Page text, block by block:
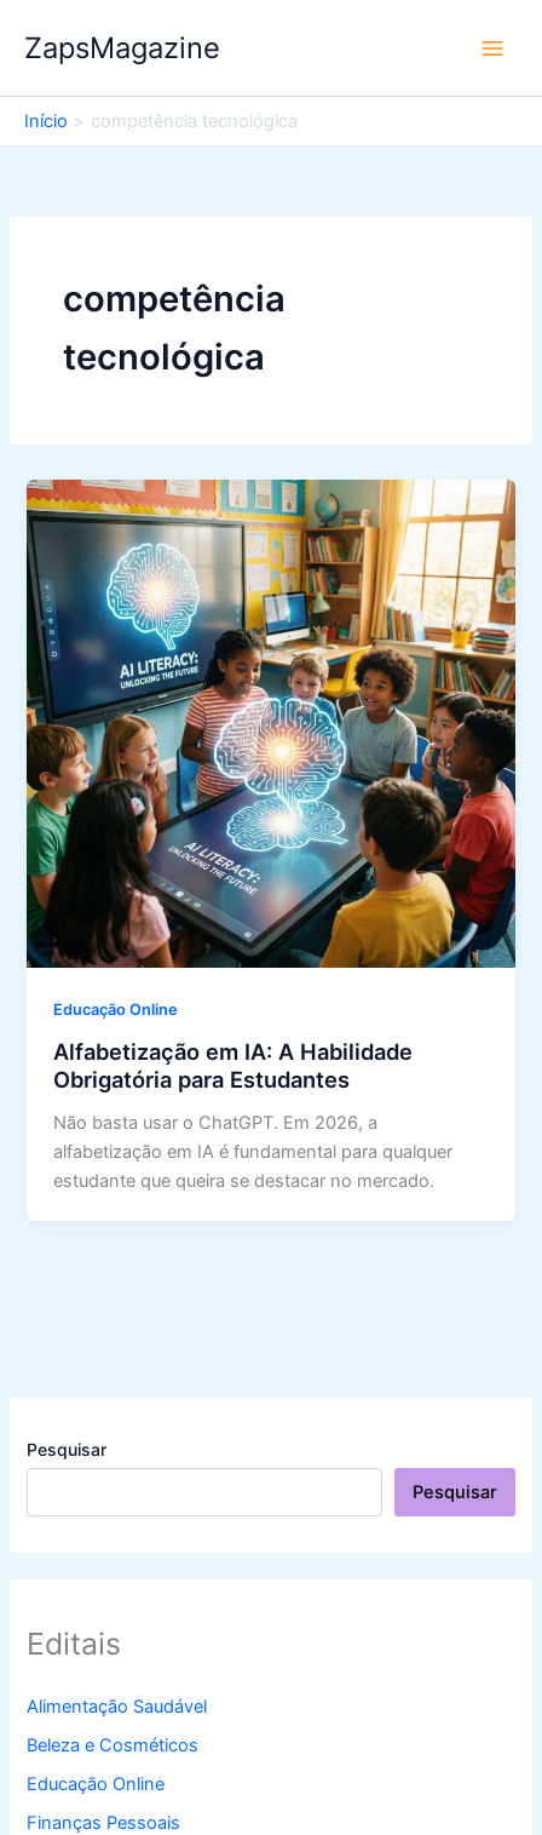
para
conteúdo
ZapsMagazine
Início competência tecnológica
competência
tecnológica
Educação Online
Alfabetização em IA: A Habilidade
Obrigatória para Estudantes
Não basta usar o ChatGPT. Em 2026, a
alfabetização em IA é fundamental para qualquer
estudante que queira se destacar no mercado.
Pesquisar
Pesquisar
Editais
Alimentação Saudável
Beleza e Cosméticos
Educação Online
Finanças Pessoais